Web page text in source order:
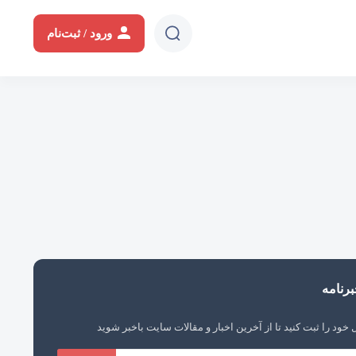
ورود / ثبت‌نام
خود را ثبت کنید تا از آخرین اخبار و مقالات سایت باخبر شوید